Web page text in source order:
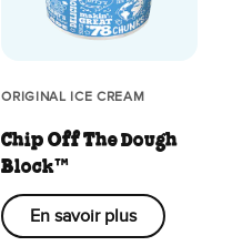
ORIGINAL ICE CREAM
Chip Off The Dough
Block™
En savoir plus